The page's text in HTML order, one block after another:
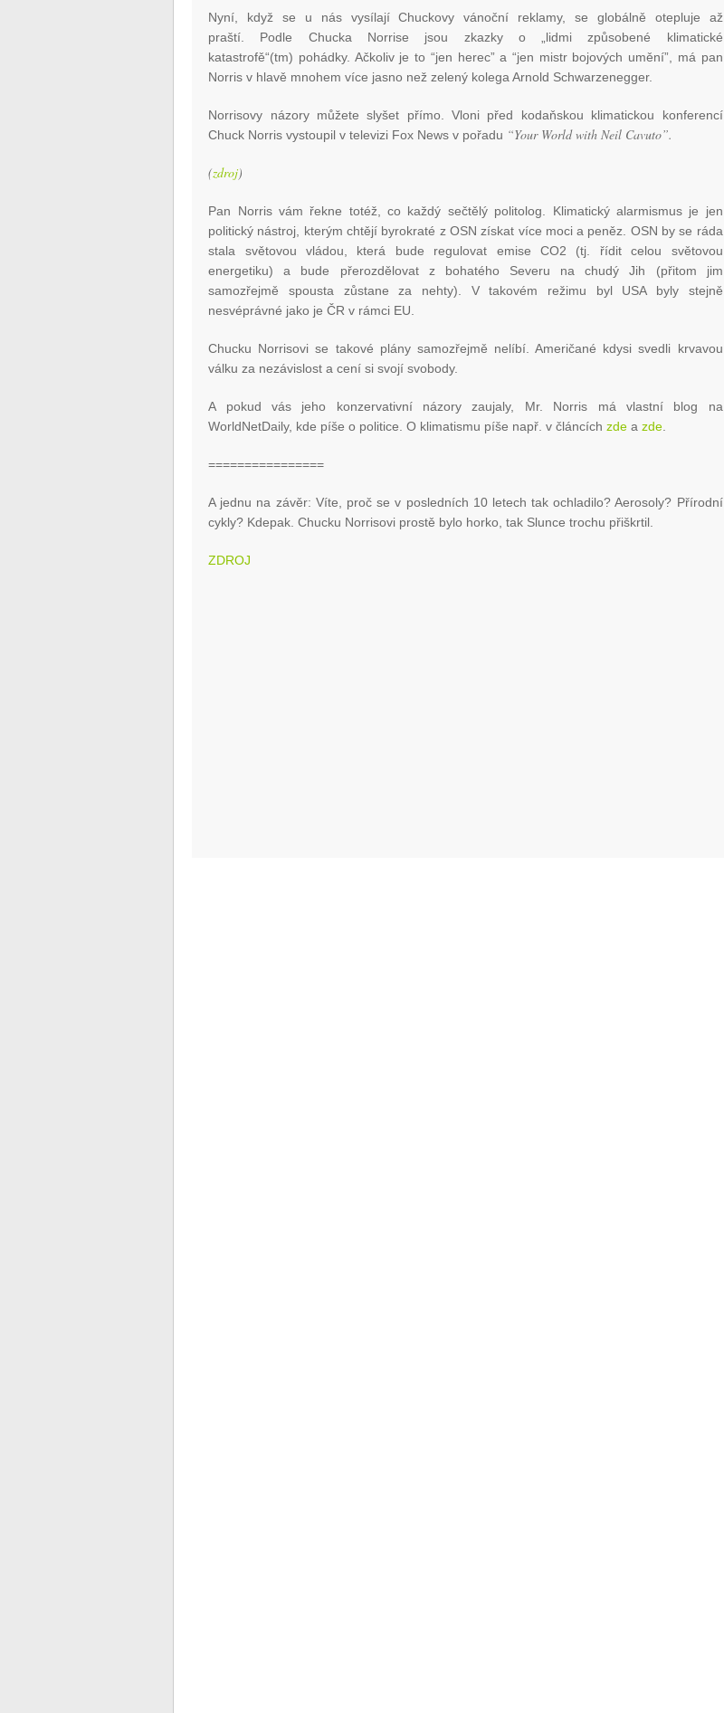
Nyní, když se u nás vysílají Chuckovy vánoční reklamy, se globálně otepluje až
praští. Podle Chucka Norrise jsou zkazky o „lidmi způsobené klimatické
katastrofě“(tm) pohádky. Ačkoliv je to “jen herec” a “jen mistr bojových umění”, má pan
Norris v hlavě mnohem více jasno než zelený kolega Arnold Schwarzenegger.
Norrisovy názory můžete slyšet přímo. Vloni před kodaňskou klimatickou konferencí
Chuck Norris vystoupil v televizi Fox News v pořadu “Your World with Neil Cavuto”.
(zdroj)
Pan Norris vám řekne totéž, co každý sečtělý politolog. Klimatický alarmismus je jen
politický nástroj, kterým chtějí byrokraté z OSN získat více moci a peněz. OSN by se ráda
stala světovou vládou, která bude regulovat emise CO2 (tj. řídit celou světovou
energetiku) a bude přerozdělovat z bohatého Severu na chudý Jih (přitom jim
samozřejmě spousta zůstane za nehty). V takovém režimu byl USA byly stejně
nesvéprávné jako je ČR v rámci EU.
Chucku Norrisovi se takové plány samozřejmě nelíbí. Američané kdysi svedli krvavou
válku za nezávislost a cení si svojí svobody.
A pokud vás jeho konzervativní názory zaujaly, Mr. Norris má vlastní blog na
WorldNetDaily, kde píše o politice. O klimatismu píše např. v článcíchzde azde
================
A jednu na závěr: Víte, proč se v posledních 10 letech tak ochladilo? Aerosoly? Přírodní
cykly? Kdepak. Chucku Norrisovi prostě bylo horko, tak Slunce trochu přiškrtil.
ZDROJ